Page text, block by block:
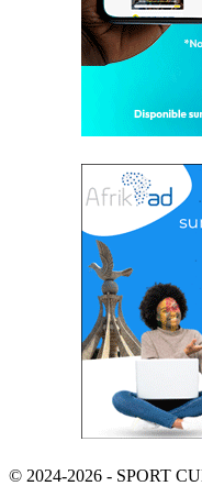
© 2024-2026 - SPORT